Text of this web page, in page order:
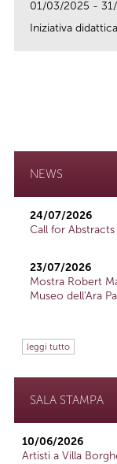
01/03/2025 -
Iniziativa didattica
NEWS
24/07/2026
Call for
23/07/2026
Mostra Robert
Museo dell'Ara
leggi tutto
SALA STAMPA
10/06/2026
Artisti a Villa